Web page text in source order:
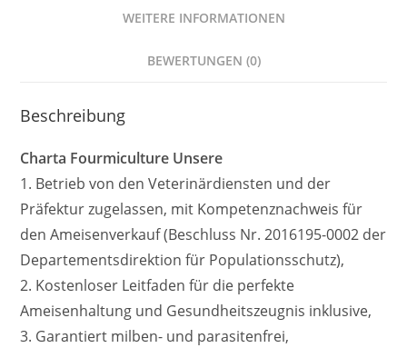
WEITERE INFORMATIONEN
BEWERTUNGEN (0)
Beschreibung
Charta Fourmiculture Unsere
1. Betrieb von den Veterinärdiensten und der
Präfektur zugelassen, mit Kompetenznachweis für
den Ameisenverkauf (Beschluss Nr. 2016195-0002 der
Departementsdirektion für Populationsschutz),
2. Kostenloser Leitfaden für die perfekte
Ameisenhaltung und Gesundheitszeugnis inklusive,
3. Garantiert milben- und parasitenfrei,